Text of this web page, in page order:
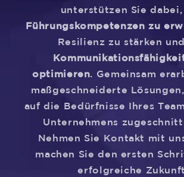
unterstützen Sie dabei,
Führungskompetenzen zu
Resilienz zu stärken
optimieren. Gemeinsam
maßgeschneiderte
auf die Bedürfnisse Ihres
Unternehmens
Nehmen Sie Kontakt mit
machen Sie den ersten
erfolgreiche